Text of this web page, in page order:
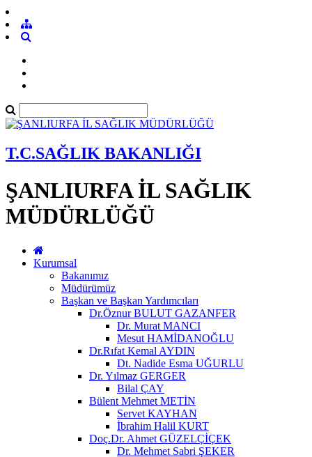
T.C.SAĞLIK BAKANLIĞI
ŞANLIURFA İL SAĞLIK
MÜDÜRLÜĞÜ
Kurumsal
Bakanımız
Müdürümüz
Başkan ve Başkan Yardımcıları
Dr.Öznur BULUT GAZANFER
Dr. Murat MANCI
Mesut HAMİDANOĞLU
Dr.Rıfat Kemal AYDIN
Dt. Nadide Esma UĞURLU
Dr. Yılmaz GERGER
Bilal ÇAY
Bülent Mehmet METİN
Servet KAYHAN
İbrahim Halil KURT
Doç.Dr. Ahmet GÜZELÇİÇEK
Dr. Mehmet Sabri ŞEKER